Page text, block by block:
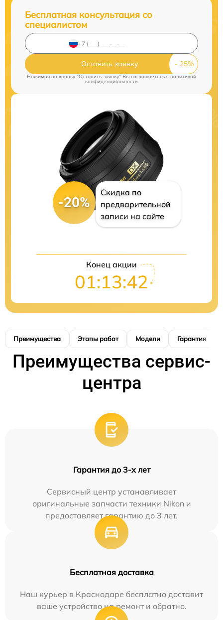
Бесплатная консультация со
специалистом
Оставить заявку
Нажимая на кнопку "Оставить заявку" Вы соглашаетесь cполитикой
конфиденциальности
-20%
Скидка по
предварительной
записи на сайте
Конец акции
01:13:41
Преимущества Этапы работ Модели Гарантия
Преимущества сервис-
центра
Гарантия до 3-х лет
Сервисный центр устанавливает
оригинальные запчасти техники Nikon и
предоставляет гарантию до 3 лет.
Бесплатная доставка
Наш курьер в Краснодаре бесплатно доставит
ваше устройство на ремонт и обратно.